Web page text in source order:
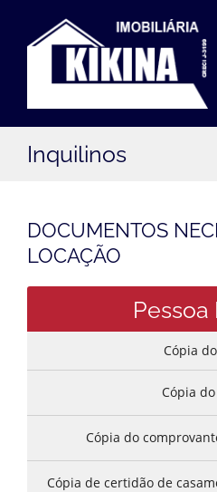
Inquilinos
DOCUMENTOS
LOCAÇÃO
Pessoa
Cópia
Cópia do
Cópia do
Cópia de certidão de
Filial Oficinas: